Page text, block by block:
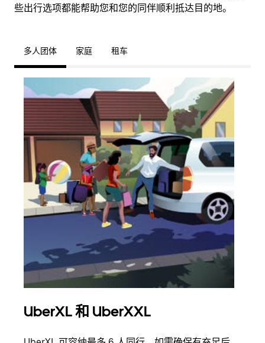
些出行选项都能帮助您和您的同伴顺利抵达目的地。
多人团体 家庭 租车
UberXL 和 UberXXL